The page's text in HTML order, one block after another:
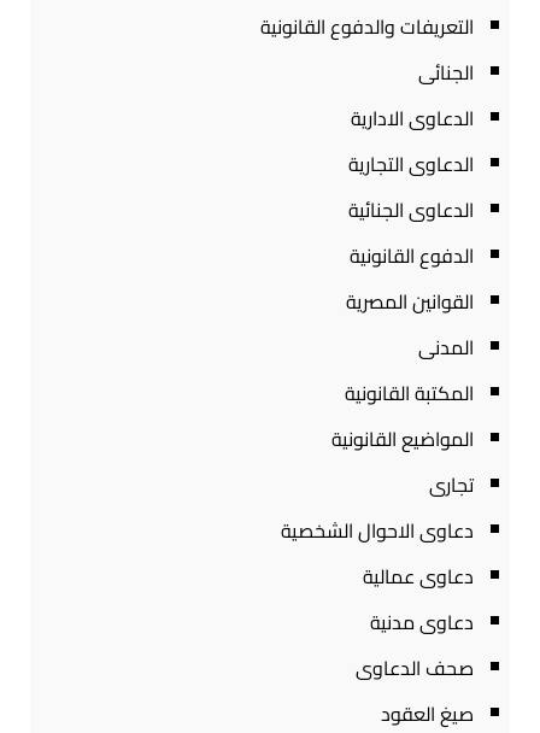
التعريفات والدفوع القانونية
الجنائى
الدعاوى الادارية
الدعاوى التجارية
الدعاوى الجنائية
الدفوع القانونية
القوانين المصرية
المدنى
المكتبة القانونية
المواضيع القانونية
تجارى
دعاوى الاحوال الشخصية
دعاوى عمالية
دعاوى مدنية
صحف الدعاوى
صيغ العقود